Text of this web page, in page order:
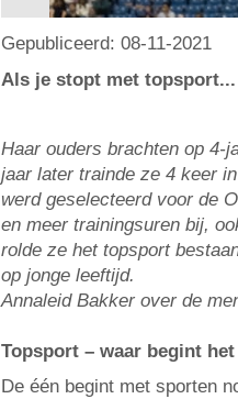
Gepubliceerd: 08-11-2021
Als je stopt met topsport...
Haar ouders brachten op 4-
jaar later trainde ze 4 keer
werd geselecteerd voor de
en meer trainingsuren bij,
rolde ze het topsport
op jonge leeftijd.
Annaleid Bakker over de
Topsport – waar begint
De één begint met sporten